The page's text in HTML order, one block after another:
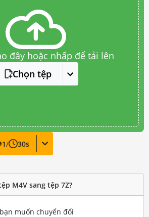
đây hoặc nhấp để tải lên
Chọn tệp
1/ 30s
M4V sang tệp 7Z?
muốn chuyển đổi